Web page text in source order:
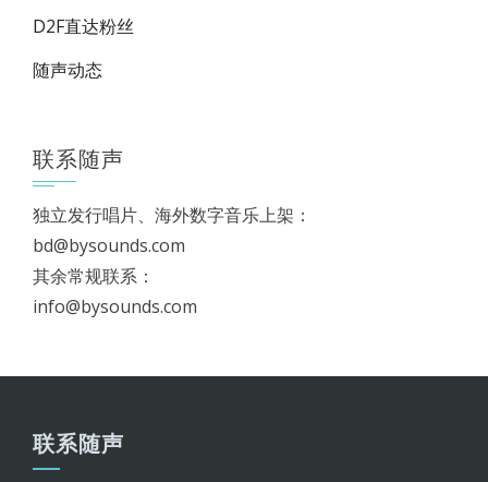
D2F直达粉丝
随声动态
联系随声
独立发行唱片、海外数字音乐上架：
bd@bysounds.com
其余常规联系：
info@bysounds.com
联系随声